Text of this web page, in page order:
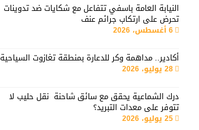
النيابة العامة باسفي تتفاعل مع شكايات ضد تدوينات
تحرض على ارتكاب جرائم عنف
6 أغسطس، 2026
أكادير.. مداهمة وكر للدعارة بمنطقة تغازوت السياحية
28 يوليو، 2026
درك الشماعية يحقق مع سائق شاحنة نقل حليب لا
تتوفر على معدات التبريد؟
25 يوليو، 2026